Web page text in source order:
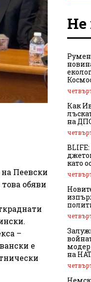
Пеевски
обяви
–
е
Не
Как
на
като
на